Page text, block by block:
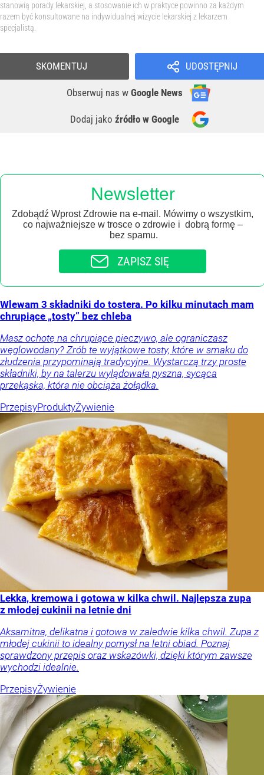
stanowią porady lekarskiej, a stosowanie ich w praktyce powinno za każdym
razem być konsultowane na indywidualnej wizycie lekarskiej z lekarzem
specjalistą.
UDOSTĘPNIJ
Obserwuj nas w Google News
Dodaj jako źródło w Google
SKOMENTUJ
Newsletter
Zdobądź Wprost Zdrowie na e-mail. Mówimy o wszystkim,
co najważniejsze w trosce o zdrowie i dobrą formę –
bez spamu.
ZAPISZ SIĘ
Wlewam 3 składniki do tostera. Po kilku minutach mam
chrupiące „tosty” bez chleba
Masz ochotę na chrupiące pieczywo, ale ograniczasz
węglowodany? Zrób te wyjątkowe tosty, które w smaku do
złudzenia przypominają tradycyjne. Wystarczą trzy proste
składniki, by na talerzu wylądowała pyszna, sycąca
przekąska, która nie obciąża żołądka.
PrzepisyProduktyŻywienie
Lekka, kremowa i gotowa w kilka chwil. Najlepsza zupa
z młodej cukinii na letnie dni
Aksamitna, delikatna i gotowa w zaledwie kilka chwil. Zupa z
młodej cukinii to idealny pomysł na letni obiad. Poznaj
sprawdzony przepis oraz wskazówki, dzięki którym zawsze
wychodzi idealnie.
PrzepisyŻywienie